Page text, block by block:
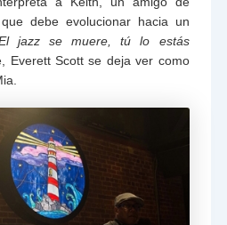
debe evolucionar hacia un
jazz se muere, tú lo estás
Everett Scott se deja ver como